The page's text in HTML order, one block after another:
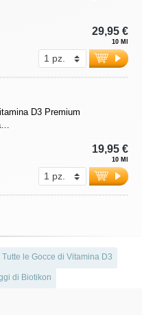
10 Ml
29,95 €
D3 Premium
10 Ml
19,95 €
Tutte le Gocce di Vitamina D3
di Biotikon